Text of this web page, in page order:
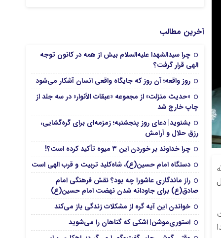
آخرین مطالب
چرا سیدالشهدا علیه‌السلام بیش از همه در کانون توجه
الهی قرار گرفت؟
روز واقعه؛ آن روز که جایگاه واقعی انسان آشکار می‌شود
«حدیث منزلت» از مجموعه «عبقات الأنوار» در سه جلد از
چاپ خارج شد
بشنوید| دعای روز پنجشنبه؛ زمزمه‌ای برای گره‌گشایی،
رزق حلال و آرامش
چرا خداوند بر خوردن این ۳ میوه تأکید کرده است؟!
دستگاه امام حسین(ع)، شاه‌کلید تربیت و قرب الهی است
راز ماندگاری عاشورا چه بود؟ نقش فرهنگی امام
صادق(ع) برای جاودانه شدن نهضت امام حسین(ع)
خواندن این آیه گره از مشکلات زندگی باز می‌کند
استوری‌موشن| اشکی که گناهان را می‌شوید